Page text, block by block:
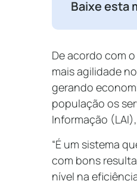
Baixe esta
De acordo com
mais agilidade
gerando
população os
Informação
“É um sistema
com bons
nível na